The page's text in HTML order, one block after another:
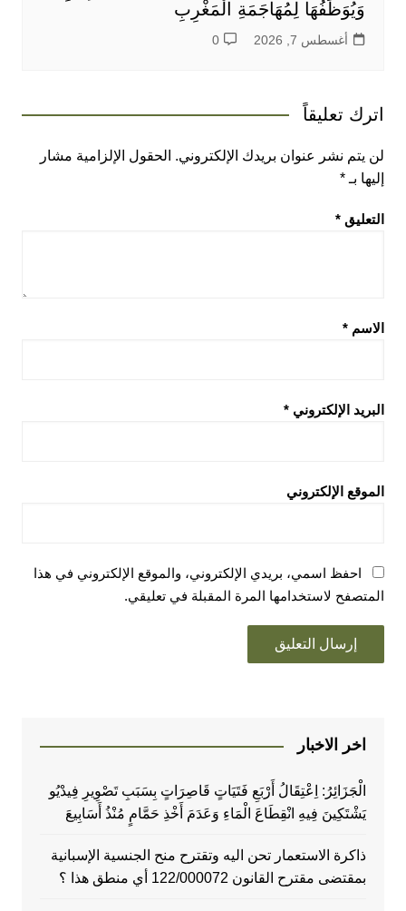
وَيُوَظِّفُهَا لِمُهَاجَمَةِ الْمَغْرِبِ
أغسطس 7, 2026 0
اترك تعليقاً
لن يتم نشر عنوان بريدك الإلكتروني. الحقول الإلزامية مشار
إليها بـ *
التعليق *
الاسم *
البريد الإلكتروني *
الموقع الإلكتروني
احفظ اسمي، بريدي الإلكتروني، والموقع الإلكتروني في هذا
المتصفح لاستخدامها المرة المقبلة في تعليقي.
اخر الاخبار
الْجَزَائِرُ: اِعْتِقَالُ أَرْبَعِ فَتَيَاتٍ قَاصِرَاتٍ بِسَبَبِ تَصْوِيرِ فِيدْيُو
يَشْتَكِينَ فِيهِ انْقِطَاعَ الْمَاءِ وَعَدَمَ أَخْذِ حَمَّامٍ مُنْذُ أَسَابِيعَ
ذاكرة الاستعمار تحن اليه وتقترح منح الجنسية الإسبانية
بمقتضى مقترح القانون 122/000072 أي منطق هذا ؟